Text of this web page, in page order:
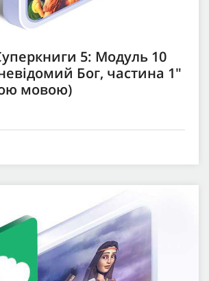
5: Модуль 10
Бог, частина 1"
мовою)